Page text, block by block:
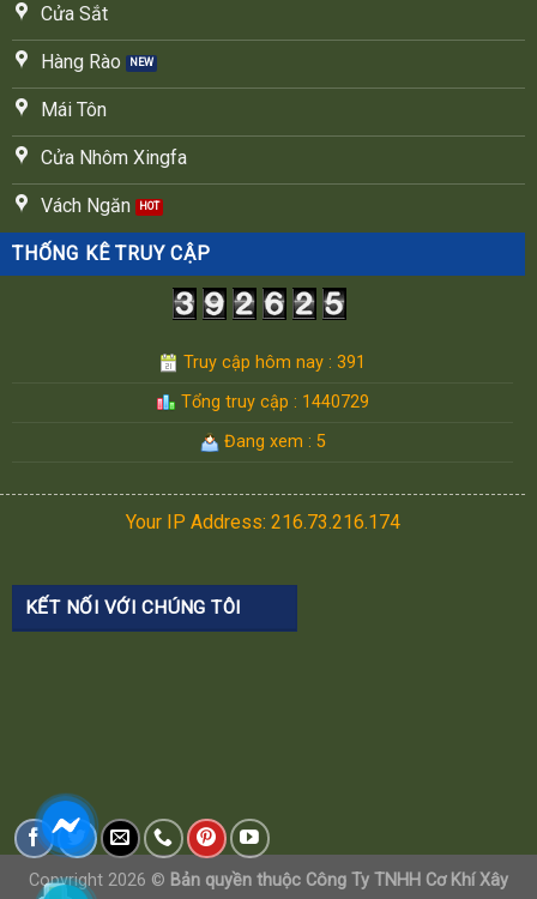
Cửa Sắt
Hàng Rào
Mái Tôn
Cửa Nhôm Xingfa
Vách Ngăn
THỐNG KÊ TRUY CẬP
Truy cập hôm nay : 391
Tổng truy cập : 1440729
Đang xem : 5
Your IP Address: 216.73.216.174
KẾT NỐI VỚI CHÚNG TÔI
Copyright 2026 © Bản quyền thuộc Công Ty TNHH Cơ Khí Xây